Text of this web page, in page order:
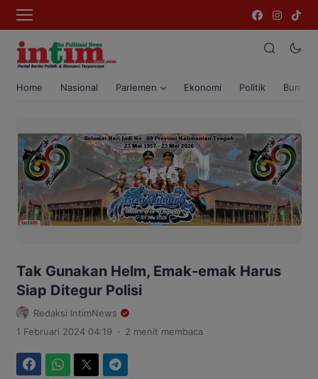
Home Nasional Parlemen Ekonomi Politik Bumi
Tak Gunakan Helm, Emak-emak Harus
Siap Ditegur Polisi
Redaksi IntimNews
1 Februari 2024 04:19 . 2 menit membaca